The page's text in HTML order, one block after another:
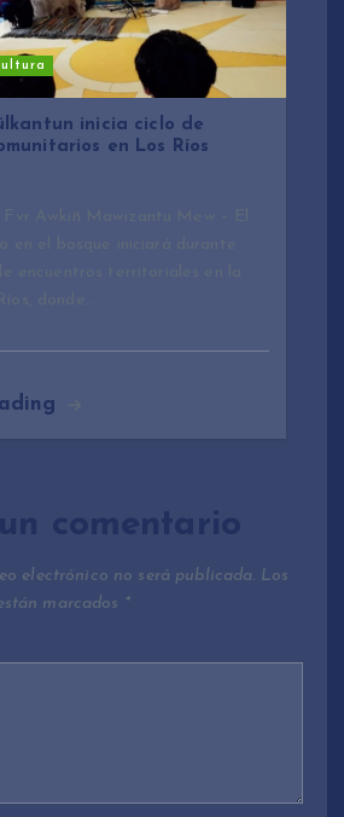
inicia ciclo de
en Los Ríos
comentario
electrónico no será publicada. Los
marcados *